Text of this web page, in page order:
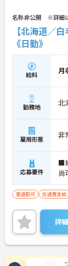
名称非公開 ※詳細
【北海道／
《日勤》
給料 月
勤務地 北
雇用形態 非
応募要件
■
尚
車通勤可 交通費支給
詳